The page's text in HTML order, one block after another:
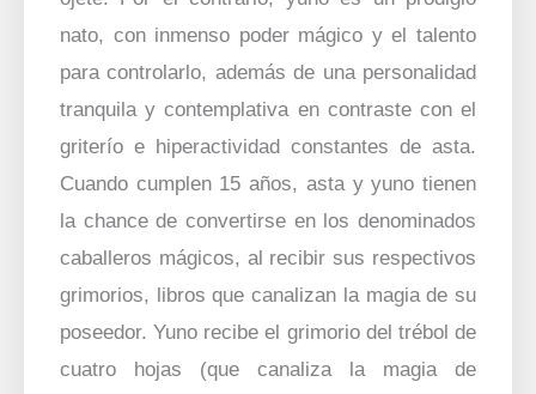
nato, con inmenso poder mágico y el talento
para controlarlo, además de una personalidad
tranquila y contemplativa en contraste con el
griterío e hiperactividad constantes de asta.
Cuando cumplen 15 años, asta y yuno tienen
la chance de convertirse en los denominados
caballeros mágicos, al recibir sus respectivos
grimorios, libros que canalizan la magia de su
poseedor. Yuno recibe el grimorio del trébol de
cuatro hojas (que canaliza la magia de